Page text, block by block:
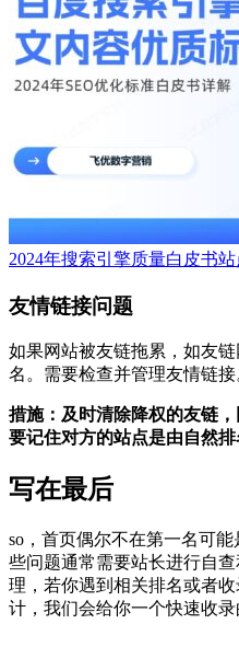
2024年搜索引擎质量白皮书站
友情链接问题
如果网站被友链拖累，‌如友
名。‌需要检查并管理友情链接
措施：及时清除降权的友链
要记住对方的站点是由自然排
写在最后
so，‌首页偶尔不在第一名可
些问题通常需要站长进行自
理，若你遇到相关排名或者
计，我们会给你一个快速收录